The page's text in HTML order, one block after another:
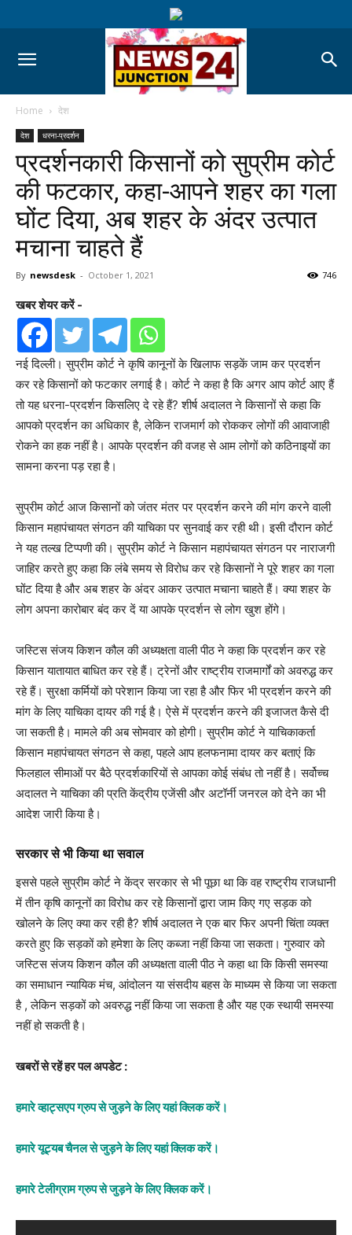
Home देश
देश धरना-प्रदर्शन
प्रदर्शनकारी किसानों को सुप्रीम कोर्ट
की फटकार, कहा-आपने शहर का गला
घोंट दिया, अब शहर के अंदर उत्पात
मचाना चाहते हैं
By newsdesk - October 1, 2021 746
खबर शेयर करें -
नई दिल्ली। सुप्रीम कोर्ट ने कृषि कानूनों के खिलाफ सड़कें जाम कर प्रदर्शन
कर रहे किसानों को फटकार लगाई है। कोर्ट ने कहा है कि अगर आप कोर्ट आए हैं
तो यह धरना-प्रदर्शन किसलिए दे रहे हैं? शीर्ष अदालत ने किसानों से कहा कि
आपको प्रदर्शन का अधिकार है, लेकिन राजमार्ग को रोककर लोगों की आवाजाही
रोकने का हक नहीं है। आपके प्रदर्शन की वजह से आम लोगों को कठिनाइयों का
सामना करना पड़ रहा है।
सुप्रीम कोर्ट आज किसानों को जंतर मंतर पर प्रदर्शन करने की मांग करने वाली
किसान महापंचायत संगठन की याचिका पर सुनवाई कर रही थी। इसी दौरान कोर्ट
ने यह तल्ख टिप्पणी की। सुप्रीम कोर्ट ने किसान महापंचायत संगठन पर नाराजगी
जाहिर करते हुए कहा कि लंबे समय से विरोध कर रहे किसानों ने पूरे शहर का गला
घोंट दिया है और अब शहर के अंदर आकर उत्पात मचाना चाहते हैं। क्या शहर के
लोग अपना कारोबार बंद कर दें या आपके प्रदर्शन से लोग खुश होंगे।
जस्टिस संजय किशन कौल की अध्यक्षता वाली पीठ ने कहा कि प्रदर्शन कर रहे
किसान यातायात बाधित कर रहे हैं। ट्रेनों और राष्ट्रीय राजमार्गों को अवरुद्ध कर
रहे हैं। सुरक्षा कर्मियों को परेशान किया जा रहा है और फिर भी प्रदर्शन करने की
मांग के लिए याचिका दायर की गई है। ऐसे में प्रदर्शन करने की इजाजत कैसे दी
जा सकती है। मामले की अब सोमवार को होगी। सुप्रीम कोर्ट ने याचिकाकर्ता
किसान महापंचायत संगठन से कहा, पहले आप हलफनामा दायर कर बताएं कि
फिलहाल सीमाओं पर बैठे प्रदर्शकारियों से आपका कोई संबंध तो नहीं है। सर्वोच्च
अदालत ने याचिका की प्रति केंद्रीय एजेंसी और अटॉर्नी जनरल को देने का भी
आदेश जारी किया है।
सरकार से भी किया था सवाल
इससे पहले सुप्रीम कोर्ट ने केंद्र सरकार से भी पूछा था कि वह राष्ट्रीय राजधानी
में तीन कृषि कानूनों का विरोध कर रहे किसानों द्वारा जाम किए गए सड़क को
खोलने के लिए क्या कर रही है? शीर्ष अदालत ने एक बार फिर अपनी चिंता व्यक्त
करते हुए कि सड़कों को हमेशा के लिए कब्जा नहीं किया जा सकता। गुरुवार को
जस्टिस संजय किशन कौल की अध्यक्षता वाली पीठ ने कहा था कि किसी समस्या
का समाधान न्यायिक मंच, आंदोलन या संसदीय बहस के माध्यम से किया जा सकता
है , लेकिन सड़कों को अवरुद्ध नहीं किया जा सकता है और यह एक स्थायी समस्या
नहीं हो सकती है।
खबरों से रहें हर पल अपडेट :
हमारे व्हाट्सएप ग्रुप से जुड़ने के लिए यहां क्लिक करें।
हमारे यूट्यब चैनल से जुड़ने के लिए यहां क्लिक करें।
हमारे टेलीग्राम ग्रुप से जुड़ने के लिए क्लिक करें।